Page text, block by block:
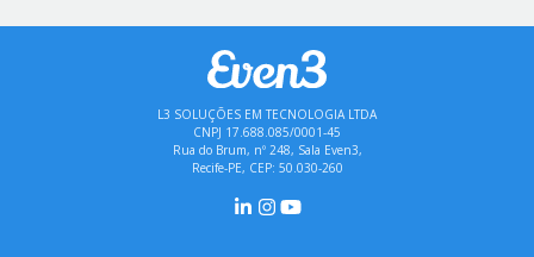
L3 SOLUÇÕES EM TECNOLOGIA LTDA
CNPJ 17.688.085/0001-45
Rua do Brum, nº 248, Sala Even3,
Recife-PE, CEP: 50.030-260